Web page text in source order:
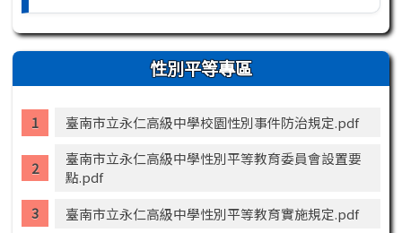
性別平等專區
臺南市立永仁高級中學校園性別事件防治規定.pdf
臺南市立永仁高級中學性別平等教育委員會設置要
點.pdf
臺南市立永仁高級中學性別平等教育實施規定.pdf